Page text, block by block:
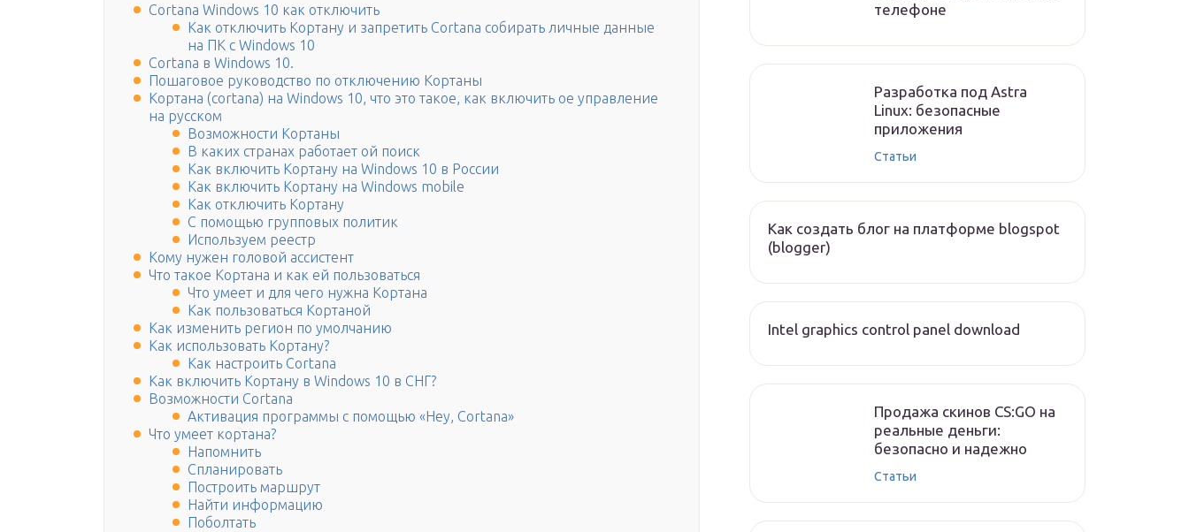
Cortana Windows 10 как отключить
Как отключить Кортану и запретить Cortana собирать личные данные
на ПК с Windows 10
Cortana в Windows 10.
Пошаговое руководство по отключению Кортаны
Кортана (cortana) на Windows 10, что это такое, как включить ое управление
на русском
Возможности Кортаны
В каких странах работает ой поиск
Как включить Кортану на Windows 10 в России
Как включить Кортану на Windows mobile
Как отключить Кортану
С помощью групповых политик
Используем реестр
Кому нужен головой ассистент
Что такое Кортана и как ей пользоваться
Что умеет и для чего нужна Кортана
Как пользоваться Кортаной
Как изменить регион по умолчанию
Как использовать Кортану?
Как настроить Cortana
Как включить Кортану в Windows 10 в СНГ?
Возможности Cortana
Активация программы с помощью «Hey, Cortana»
Что умеет кортана?
Напомнить
Спланировать
Построить маршрут
Найти информацию
Поболтать
телефоне
Разработка под Astra
Linux: безопасные
приложения
Статьи
Как создать блог на платформе blogspot
(blogger)
Intel graphics control panel download
Продажа скинов CS:GO на
реальные деньги:
безопасно и надежно
Статьи